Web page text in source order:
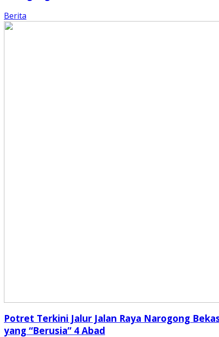
Berita
Potret Terkini Jalur Jalan Raya Narogong
yang “Berusia” 4 Abad